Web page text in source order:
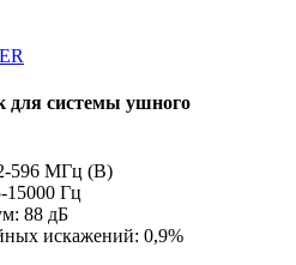
для системы ушного
596 MГц (B)
15000 Гц
88 дБ
искажений: 0,9%